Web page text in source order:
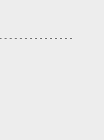
- - - - - - - - - - - - - -